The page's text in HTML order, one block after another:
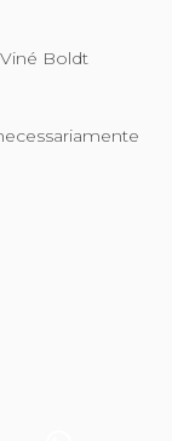
Boldt